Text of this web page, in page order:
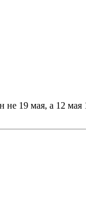
не 19 мая, а 12 мая